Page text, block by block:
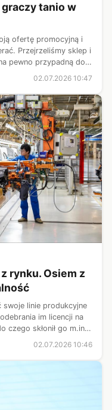
tanio w
ofertę promocyjną i
Przejrzeliśmy sklep i
pewno przypadną do
i dobrą jakość. Solidny
02.07.2026 10:47
rynku. Osiem z
swoje linie produkcyjne
im licencji na
czego skłonił go m.in.
rynku. W Europie i
02.07.2026 10:46